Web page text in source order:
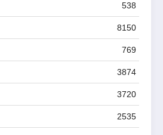
538
8150
769
3874
3720
2535